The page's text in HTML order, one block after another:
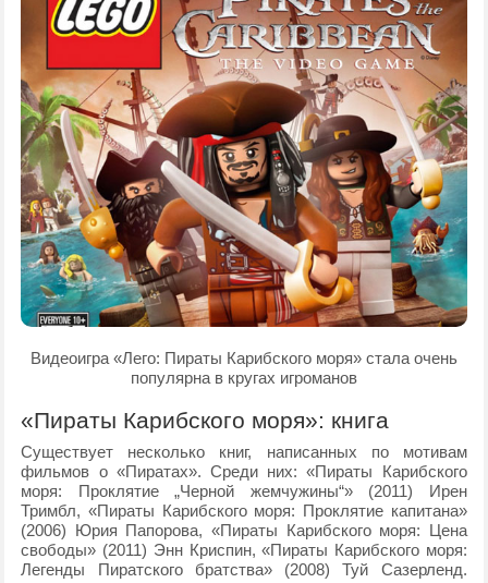
Видеоигра «Лего: Пираты Карибского моря» стала очень
популярна в кругах игроманов
«Пираты Карибского моря»: книга
Существует несколько книг, написанных по мотивам
фильмов о «Пиратах». Среди них: «Пираты Карибского
моря: Проклятие „Черной жемчужины“» (2011) Ирен
Тримбл, «Пираты Карибского моря: Проклятие капитана»
(2006) Юрия Папорова, «Пираты Карибского моря: Цена
свободы» (2011) Энн Криспин, «Пираты Карибского моря:
Легенды Пиратского братства» (2008) Туй Сазерленд.